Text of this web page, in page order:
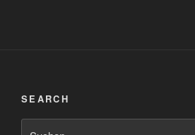
SEARCH